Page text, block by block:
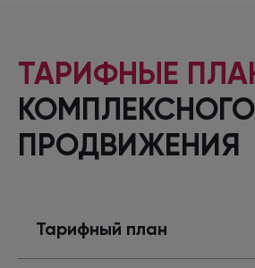
ТАРИФНЫЕ
КОМПЛЕКСНОГО
ПРОДВИЖЕНИЯ
Тарифный план